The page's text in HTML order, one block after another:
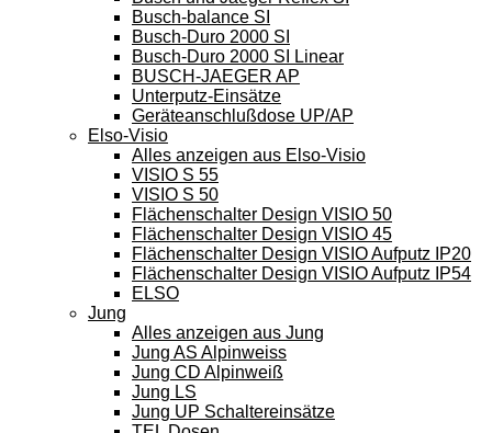
Busch-balance SI
Busch-Duro 2000 SI
Busch-Duro 2000 SI Linear
BUSCH-JAEGER AP
Unterputz-Einsätze
Geräteanschlußdose UP/AP
Elso-Visio
Alles anzeigen aus Elso-Visio
VISIO S 55
VISIO S 50
Flächenschalter Design VISIO 50
Flächenschalter Design VISIO 45
Flächenschalter Design VISIO Aufputz IP20
Flächenschalter Design VISIO Aufputz IP54
ELSO
Jung
Alles anzeigen aus Jung
Jung AS Alpinweiss
Jung CD Alpinweiß
Jung LS
Jung UP Schaltereinsätze